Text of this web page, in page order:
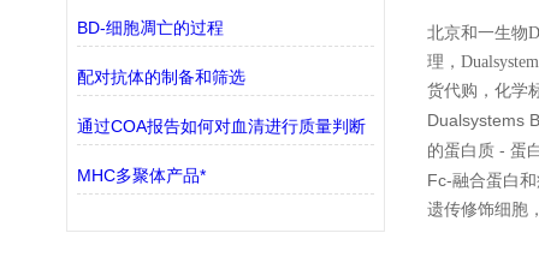
BD-细胞凋亡的过程
配对抗体的制备和筛选
通过COA报告如何对血清进行质量判断
MHC多聚体产品*
北京和一生物
理，
货代购，化学
Dualsystems
的蛋白质 - 蛋
Fc-融合蛋白
遗传修饰细胞